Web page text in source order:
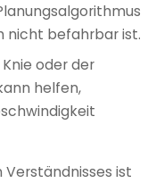
nicht befahrbar ist.
oder der
helfen,
ist